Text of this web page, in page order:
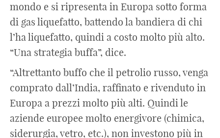
mondo e si ripresenta in Europa sotto forma
di gas liquefatto, battendo la bandiera di chi
l’ha liquefatto, quindi a costo molto più alto.
“Una strategia buffa”, dice.
“Altrettanto buffo che il petrolio russo, venga
comprato dall’India, raffinato e rivenduto in
Europa a prezzi molto più alti. Quindi le
aziende europee molto energivore (chimica,
siderurgia, vetro, etc.), non investono più in